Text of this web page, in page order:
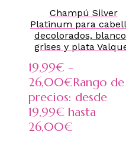
Champú Silver
Platinum para
decolorados,
grises y plata
19,99€ -
26,00€Rango de
precios: desde
19,99€ hasta
26,00€